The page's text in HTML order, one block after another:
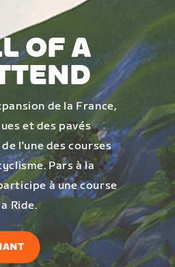
OF A
de la France,
et des pavés
l'une des courses
Pars à la
à une course
Ride.